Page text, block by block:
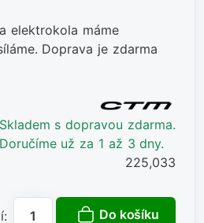
elektrokola máme
Doprava je zdarma
Skladem s dopravou zdarma.
Doručíme už za 1 až 3 dny.
225,033
Do košíku